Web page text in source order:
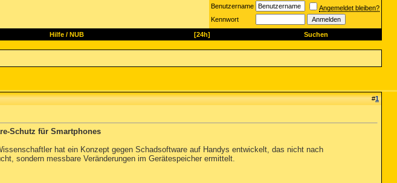
Benutzername
Angemeldet bleiben?
Kennwort
Hilfe/ NUB [24h] Suchen
#1
Schutz für Smartphones
hat ein Konzept gegen Schadsoftware auf Handys entwickelt, das nicht nach
sondern messbare Veränderungen im Gerätespeicher ermittelt.